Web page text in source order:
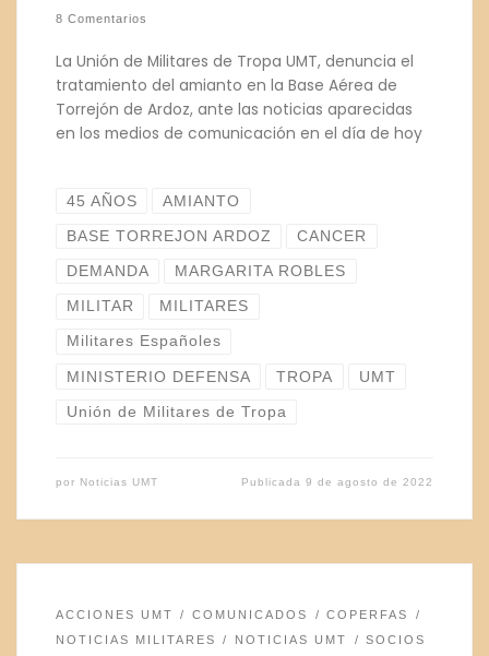
8 Comentarios
La Unión de Militares de Tropa UMT, denuncia el
tratamiento del amianto en la Base Aérea de
Torrejón de Ardoz, ante las noticias aparecidas
en los medios de comunicación en el día de hoy
45 AÑOS AMIANTO
BASE TORREJON ARDOZ CANCER
DEMANDA MARGARITA ROBLES
MILITAR MILITARES
Militares Españoles
MINISTERIO DEFENSA TROPA UMT
Unión de Militares de Tropa
por Noticias UMT Publicada9 de agosto de 2022
ACCIONES UMT COMUNICADOS
COPERFAS
NOTICIAS MILITARES
NOTICIAS UMT SOCIOS